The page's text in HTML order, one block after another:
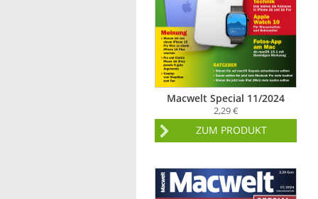
Macwelt Special 11/2024
2,29 €
ZUM PRODUKT